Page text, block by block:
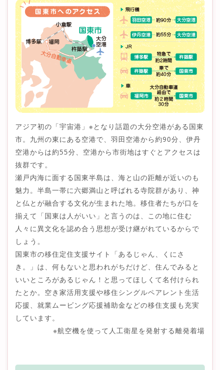
アジア初の「宇宙港」※となり話題の大分空港がある国東
市。九州の東にある空港で、羽田空港から約90分、伊丹
空港からは約55分、空港から市街地はすぐとアクセスは
抜群です。
瀬戸内海に面する国東半島は、海と山の距離が近いのも
魅力。半島一帯に六郷満山と呼ばれる寺院群があり、神
と仏とが融合する文化が生まれた地。移住者たちが口を
揃えて「国東は人がいい」と言うのは、この地に住む
人々に異文化を認め合う思想が受け継がれているからで
しょう。
国東市の移住定住支援サイト「あるじゃん、くにさ
き。」は、何もないと思われがちだけど、住んでみると
いいところがあるじゃん！と思ってほしくて名付けられ
たとか。空き家活用支援や移住シングルペアレント生活
応援、就業ムービング応援補助金などの移住支援も充実
しています。
※航空機を使って人工衛星を発射する離発着場